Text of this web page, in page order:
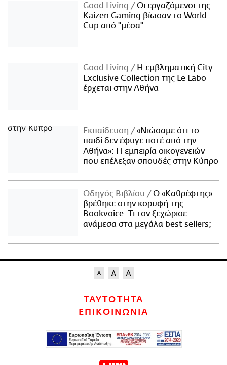
Good Living
Οι εργαζόμενοι της
Kaizen Gaming βίωσαν το World
Cup από "μέσα"
Good Living
Η εμβληματική City
Exclusive Collection της Le Labo
έρχεται στην Αθήνα
Εκπαίδευση
«Νιώσαμε ότι το
παιδί δεν έφυγε ποτέ από την
Αθήνα»: Η εμπειρία οικογενειών
που επέλεξαν σπουδές στην Κύπρο
Οδηγός Βιβλίου
Ο «Καθρέφτης»
βρέθηκε στην κορυφή της
Bookvoice. Τι τον ξεχώρισε
ανάμεσα στα μεγάλα best sellers;
ΤΑΥΤΟΤΗΤΑ
ΕΠΙΚΟΙΝΩΝΙΑ